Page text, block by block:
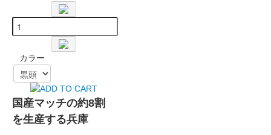
カラー
国産マッチの約8割
を生産する兵庫